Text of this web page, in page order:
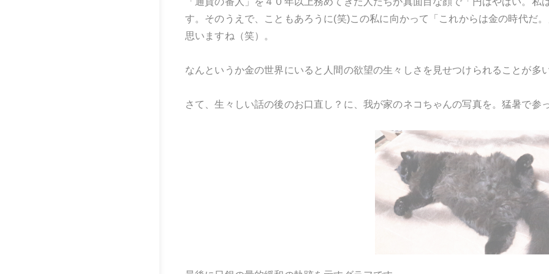
す。そのうえで、こともあろうに(笑)この私に向かって「これからは金の時代だ
思いますね（笑）。
なんというか金の世界にいると人間の欲望の生々しさを見せつけられることが多
さて、生々しい話の後のお口直し？に、我が家のネコちゃんの写真を。猛暑で参